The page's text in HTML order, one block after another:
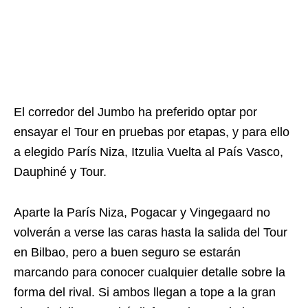
El corredor del Jumbo ha preferido optar por
ensayar el Tour en pruebas por etapas, y para ello
a elegido París Niza, Itzulia Vuelta al País Vasco,
Dauphiné y Tour.
Aparte la París Niza, Pogacar y Vingegaard no
volverán a verse las caras hasta la salida del Tour
en Bilbao, pero a buen seguro se estarán
marcando para conocer cualquier detalle sobre la
forma del rival. Si ambos llegan a tope a la gran